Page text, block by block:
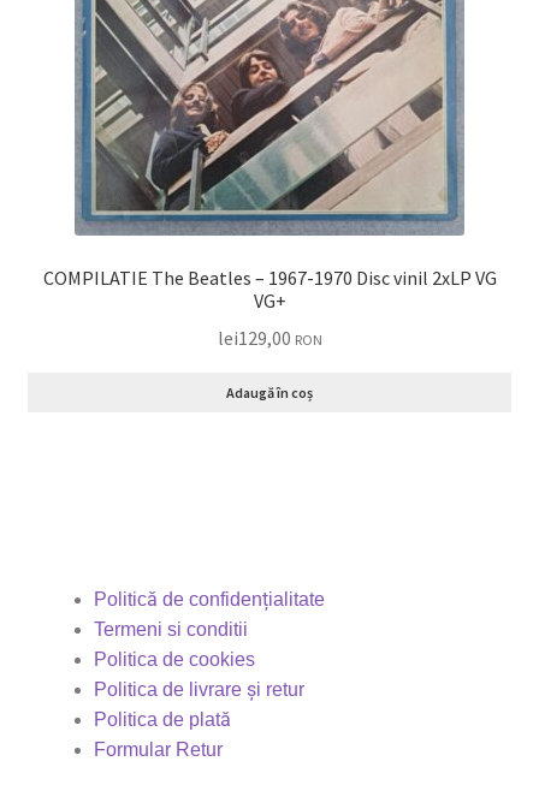
COMPILATIE The Beatles – 1967-1970 Disc vinil 2xLP VG
VG+
lei129,00 RON
Adaugă în coș
Politică de confidențialitate
Termeni si conditii
Politica de cookies
Politica de livrare și retur
Politica de plată
Formular Retur